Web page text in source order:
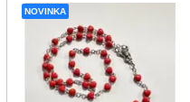
NOVINKA